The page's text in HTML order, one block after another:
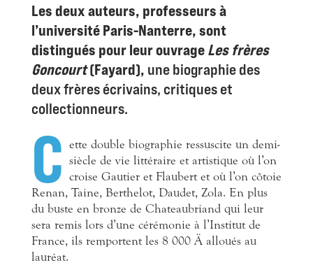
Les deux auteurs, professeurs à
l’université Paris-Nanterre, sont
distingués pour leur ouvrageLes frères
Goncourt(Fayard), une biographie des
deux frères écrivains, critiques et
collectionneurs.
C ette double biographie ressuscite un demi-
siècle de vie littéraire et artistique où l’on
croise Gautier et Flaubert et où l’on côtoie
Renan, Taine, Berthelot, Daudet, Zola. En plus
du buste en bronze de Chateaubriand qui leur
sera remis lors d’une cérémonie à l’Institut de
France, ils remportent les 8 000 Ä alloués au
lauréat.